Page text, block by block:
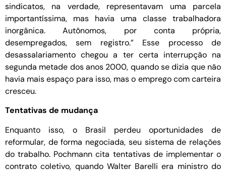
sindicatos, na verdade, representavam uma parcela
importantíssima, mas havia uma classe trabalhadora
inorgânica. Autônomos, por conta própria,
desempregados, sem registro.” Esse processo de
desassalariamento chegou a ter certa interrupção na
segunda metade dos anos 2000, quando se dizia que não
havia mais espaço para isso, mas o emprego com carteira
cresceu.
Tentativas de mudança
Enquanto isso, o Brasil perdeu oportunidades de
reformular, de forma negociada, seu sistema de relações
do trabalho. Pochmann cita tentativas de implementar o
contrato coletivo, quando Walter Barelli era ministro do